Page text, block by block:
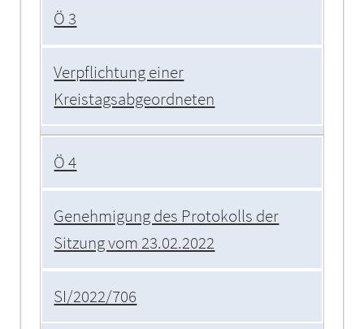
Ö 3
Verpflichtung einer
Kreistagsabgeordneten
Ö 4
Genehmigung des Protokolls der
Sitzung vom 23.02.2022
SI/2022/706